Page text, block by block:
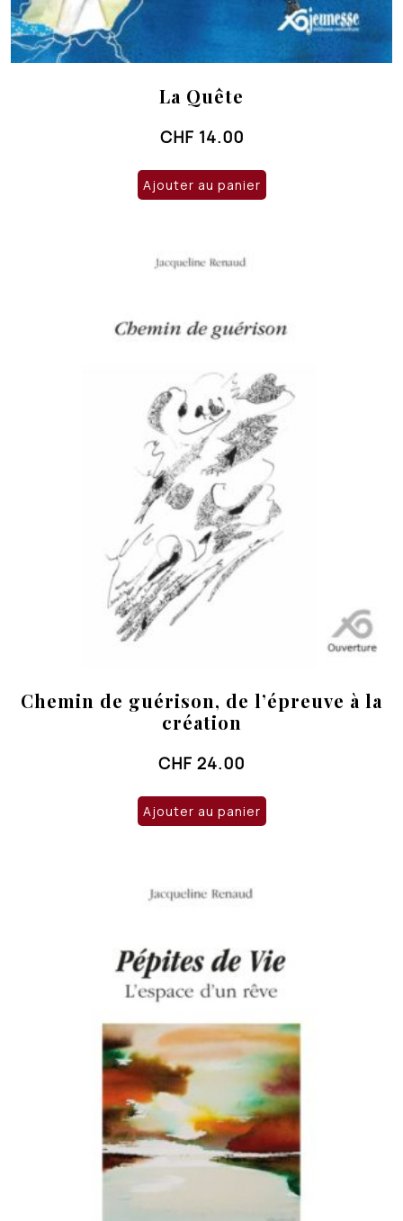
La Quête
CHF 14.00
Ajouter au panier
Chemin de guérison, de l’épreuve à la
création
CHF 24.00
Ajouter au panier